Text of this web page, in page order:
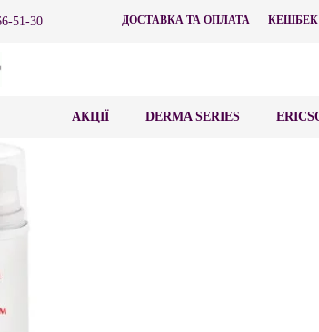
51-30 ДОСТАВКА ТА ОПЛАТА КЕШБЕК
АКЦІЇ DERMA SERIES